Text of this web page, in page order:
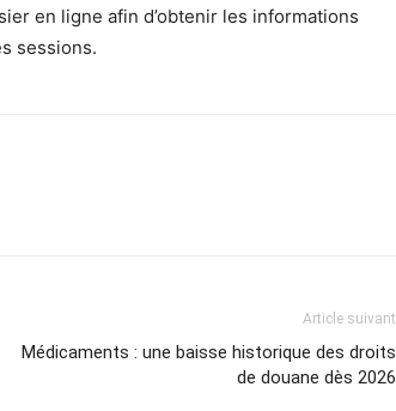
en ligne afin d’obtenir les informations
sessions.
Article suivant
Médicaments : une baisse historique des droits
de douane dès 2026